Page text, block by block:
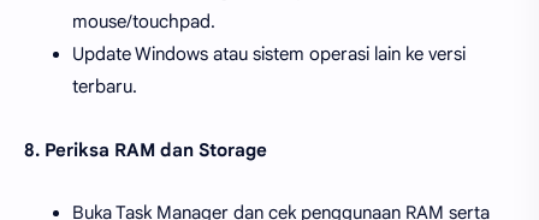
mouse/touchpad.
Update Windows atau sistem operasi lain ke versi
terbaru.
8. Periksa RAM dan Storage
Buka Task Manager dan cek penggunaan RAM serta